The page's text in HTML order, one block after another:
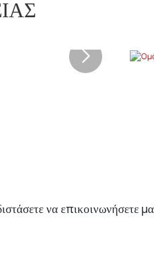
να επικοινωνήσετε